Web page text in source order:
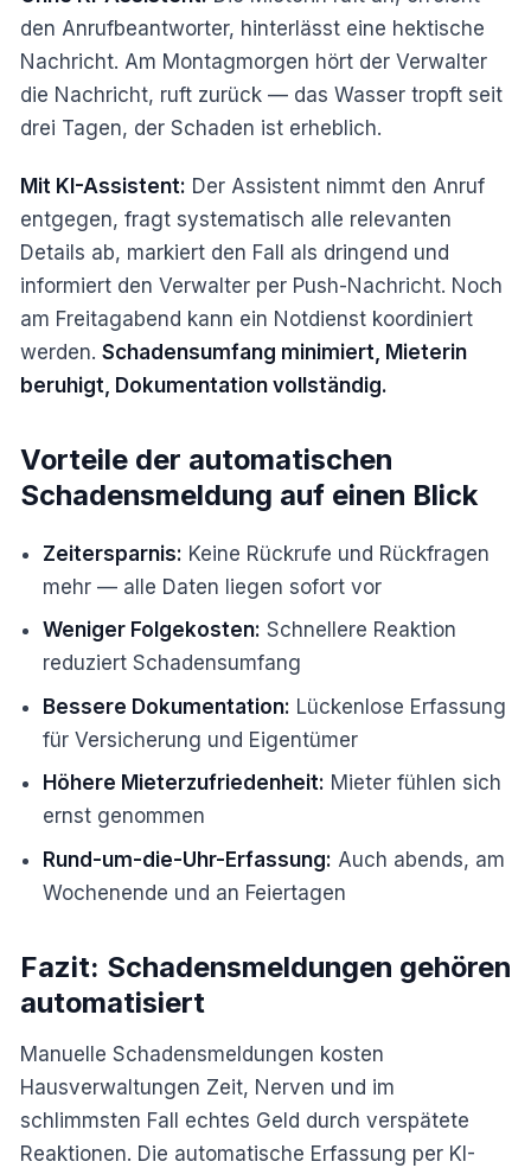
den Anrufbeantworter, hinterlässt eine hektische
Nachricht. Am Montagmorgen hört der Verwalter
die Nachricht, ruft zurück — das Wasser tropft seit
drei Tagen, der Schaden ist erheblich.
Mit KI-Assistent: Der Assistent nimmt den Anruf
entgegen, fragt systematisch alle relevanten
Details ab, markiert den Fall als dringend und
informiert den Verwalter per Push-Nachricht. Noch
am Freitagabend kann ein Notdienst koordiniert
werden. Schadensumfang minimiert, Mieterin
beruhigt, Dokumentation vollständig.
Vorteile der automatischen
Schadensmeldung auf einen Blick
Zeitersparnis: Keine Rückrufe und Rückfragen
mehr — alle Daten liegen sofort vor
Weniger Folgekosten: Schnellere Reaktion
reduziert Schadensumfang
Bessere Dokumentation: Lückenlose Erfassung
für Versicherung und Eigentümer
Höhere Mieterzufriedenheit: Mieter fühlen sich
ernst genommen
Rund-um-die-Uhr-Erfassung: Auch abends, am
Wochenende und an Feiertagen
Fazit: Schadensmeldungen gehören
automatisiert
Manuelle Schadensmeldungen kosten
Hausverwaltungen Zeit, Nerven und im
schlimmsten Fall echtes Geld durch verspätete
Reaktionen. Die automatische Erfassung per KI-